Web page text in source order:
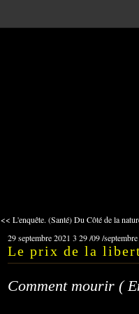
<< L'enquête. (Santé)Du Côté de la
29 septembre 2021 3 29/09/septembre
Le prix de la
Comment mourir (